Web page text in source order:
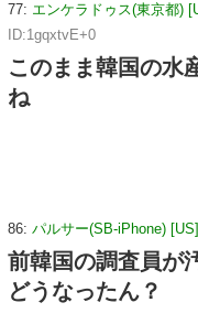
77: エンケラドゥス(東京都)
ID:1gqxtvE+0
このまま韓国の水
ね
86: パルサー(SB-iPhone) [US]
前韓国の調査員が
どうなったん？